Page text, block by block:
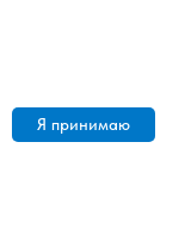
Я принимаю